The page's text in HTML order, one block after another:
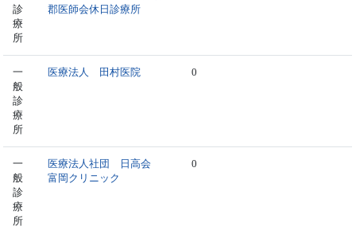
診
療
所
郡医師会休日診療所
一
般
診
療
所
医療法人 田村医院 0
一
般
診
療
所
医療法人社団 日高会
富岡クリニック
0